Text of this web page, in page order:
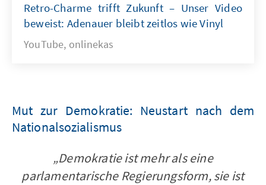
Retro-Charme trifft Zukunft – Unser Video
beweist: Adenauer bleibt zeitlos wie Vinyl
YouTube, onlinekas
Mut zur Demokratie: Neustart nach dem
Nationalsozialismus
„Demokratie ist mehr als eine
parlamentarische Regierungsform, sie ist